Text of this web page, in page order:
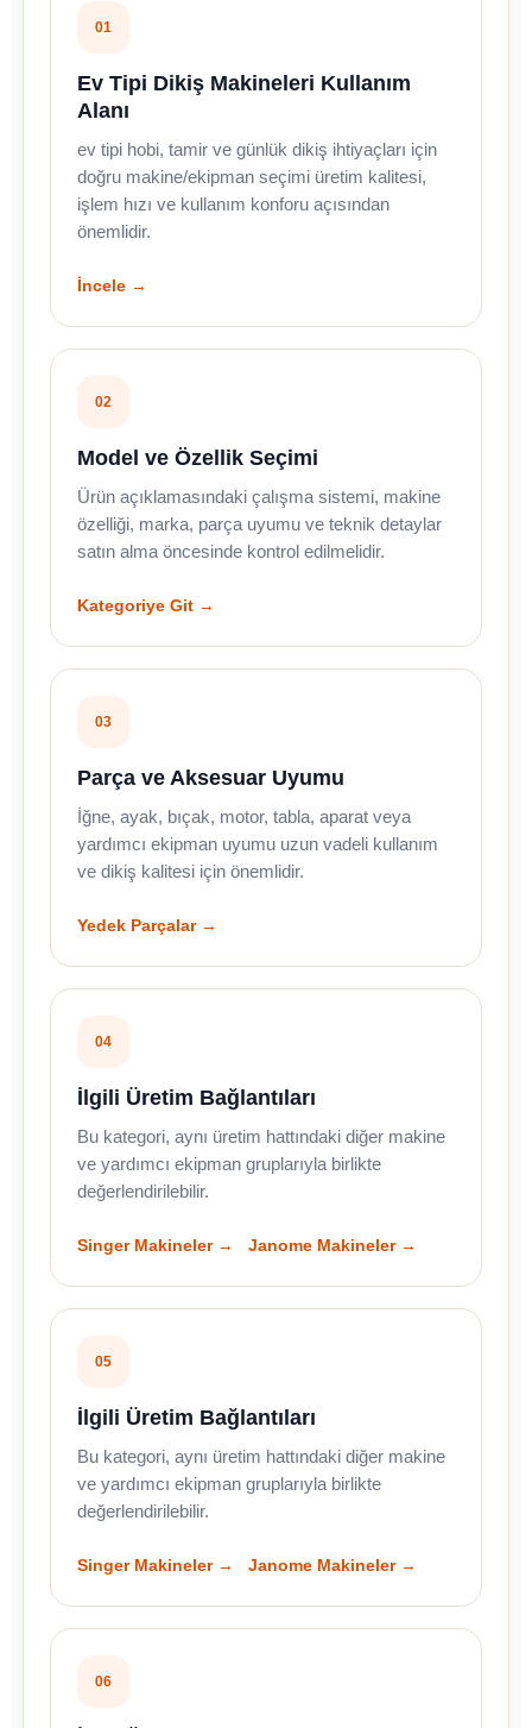
01
Ev Tipi Dikiş Makineleri Kullanım
Alanı
ev tipi hobi, tamir ve günlük dikiş ihtiyaçları için
doğru makine/ekipman seçimi üretim kalitesi,
işlem hızı ve kullanım konforu açısından
önemlidir.
İncele →
02
Model ve Özellik Seçimi
Ürün açıklamasındaki çalışma sistemi, makine
özelliği, marka, parça uyumu ve teknik detaylar
satın alma öncesinde kontrol edilmelidir.
Kategoriye Git →
03
Parça ve Aksesuar Uyumu
İğne, ayak, bıçak, motor, tabla, aparat veya
yardımcı ekipman uyumu uzun vadeli kullanım
ve dikiş kalitesi için önemlidir.
Yedek Parçalar →
04
İlgili Üretim Bağlantıları
Bu kategori, aynı üretim hattındaki diğer makine
ve yardımcı ekipman gruplarıyla birlikte
değerlendirilebilir.
Singer Makineler → Janome Makineler →
05
İlgili Üretim Bağlantıları
Bu kategori, aynı üretim hattındaki diğer makine
ve yardımcı ekipman gruplarıyla birlikte
değerlendirilebilir.
Singer Makineler → Janome Makineler →
06